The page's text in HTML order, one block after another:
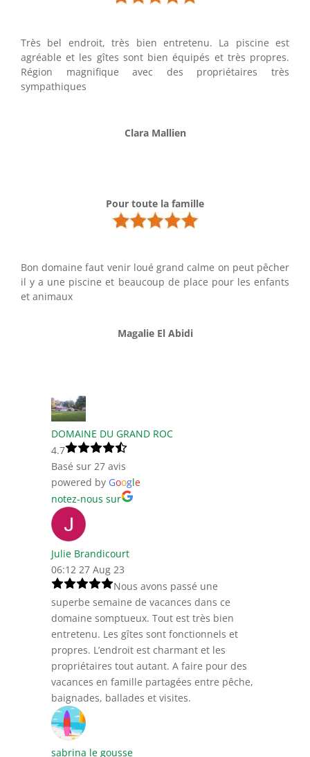
Très bel endroit, très bien entretenu. La piscine est
agréable et les gîtes sont bien équipés et très propres.
Région magnifique avec des propriétaires très
sympathiques
Clara Mallien
Pour toute la famille
Bon domaine faut venir loué grand calme on peut pêcher
il y a une piscine et beaucoup de place pour les enfants
et animaux
Magalie El Abidi
DOMAINE DU GRAND ROC
4.7
Basé sur 27 avis
powered by Google
notez-nous sur
Julie Brandicourt
06:12 27 Aug 23
Nous avons passé une
superbe semaine de vacances dans ce
domaine somptueux. Tout est très bien
entretenu. Les gîtes sont fonctionnels et
propres. L’endroit est charmant et les
propriétaires tout autant. A faire pour des
vacances en famille partagées entre pêche,
baignades, ballades et visites.
sabrina le gousse